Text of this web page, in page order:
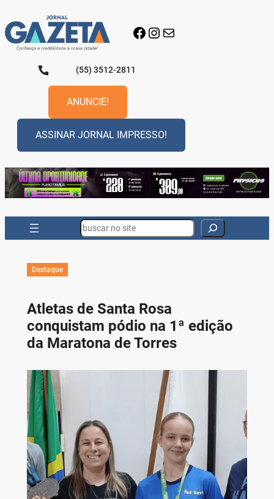
para
o
conteúdo
Facebook
Instagram
E-mail
(55) 3512-2811
ANUNCIE!
ASSINAR JORNAL IMPRESSO!
Search
Destaque
Atletas de Santa Rosa
conquistam pódio na 1ª edição
da Maratona de Torres